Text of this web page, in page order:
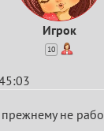
Игрок
10
не